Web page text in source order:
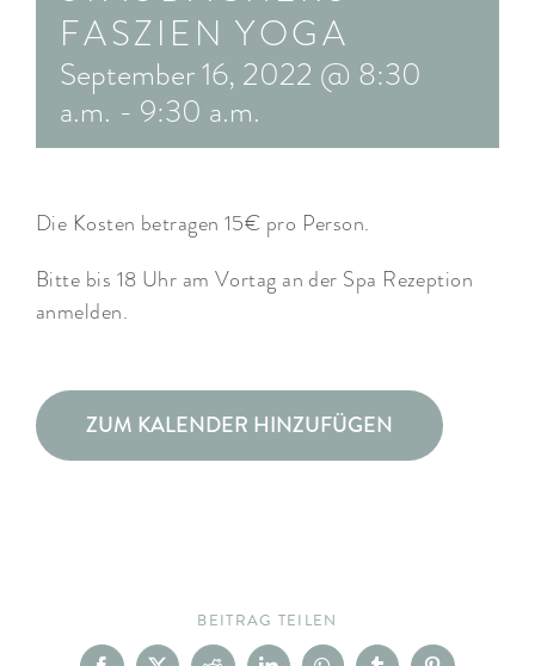
ARRANGEMENTS
WISSENSWERTES
FASZIEN YOGA
September 16, 2022 @ 8:30
a.m. - 9:30 a.m.
Die Kosten betragen 15€ pro Person.
Bitte bis 18 Uhr am Vortag an der Spa Rezeption
anmelden.
ZUM KALENDER HINZUFÜGEN
BEITRAG TEILEN